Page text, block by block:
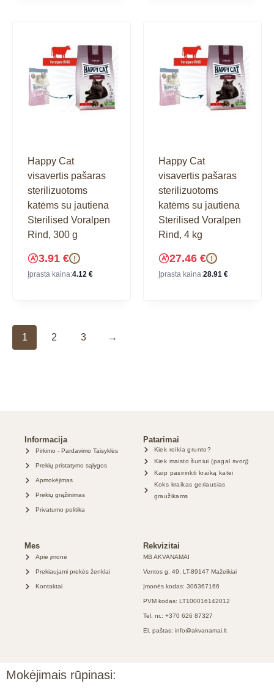
Happy Cat
visavertis pašaras
sterilizuotoms
katėms su jautiena
Sterilised Voralpen
Rind, 300 g
3.91 € !
Įprasta kaina:4.12 €
Happy Cat
visavertis pašaras
sterilizuotoms
katėms su jautiena
Sterilised Voralpen
Rind, 4 kg
27.46 € !
Įprasta kaina:28.91 €
1 2 3 →
Informacija
Pirkimo - Pardavimo Taisyklės
Prekių pristatymo sąlygos
Apmokėjimas
Prekių grąžinimas
Privatumo politika
Patarimai
Kiek reikia grunto?
Kiek maisto šuniui (pagal svorį)
Kaip pasirinkti kraiką katei
Koks kraikas geriausias
graužikams
Mes
Apie įmonė
Prekiaujami prekės ženklai
Kontaktai
Rekvizitai
MB AKVANAMAI
Ventos g. 49, LT-89147 Mažeikiai
Įmonės kodas: 306367166
PVM kodas: LT100016142012
Tel. nr.: +370 626 87327
El. paštas: info@akvanamai.lt
Mokėjimais rūpinasi: